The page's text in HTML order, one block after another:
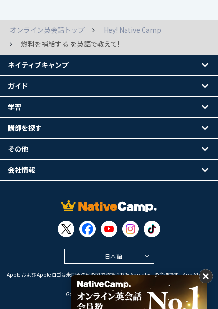
オンライン英会話トップ
Hey! Native Camp
燃料を補給する を英語で教えて!
日本語
Apple および Apple ロゴは米国その他の国で登録された Apple Inc. の商標です。App Store は
Apple Inc. のサービスマークです。
Google Play は Google LLC の商標です。
ネイティブキャンプ
ガイド
学習
講師を探す
その他
会社情報